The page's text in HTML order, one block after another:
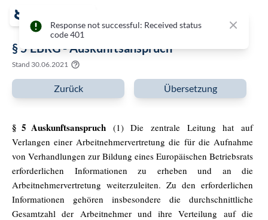
Response not successful: Received status
code 401
Close
§ 5 EBRG - Auskunftsanspruch
Stand 30.06.2021
Zurück Übersetzung
§ 5 Auskunftsanspruch (1) Die zentrale Leitung hat auf
Verlangen einer Arbeitnehmervertretung die für die Aufnahme
von Verhandlungen zur Bildung eines Europäischen Betriebsrats
erforderlichen Informationen zu erheben und an die
Arbeitnehmervertretung weiterzuleiten. Zu den erforderlichen
Informationen gehören insbesondere die durchschnittliche
Gesamtzahl der Arbeitnehmer und ihre Verteilung auf die